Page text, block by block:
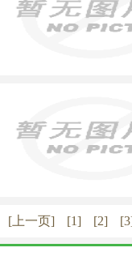
[上一页] [1] [2]